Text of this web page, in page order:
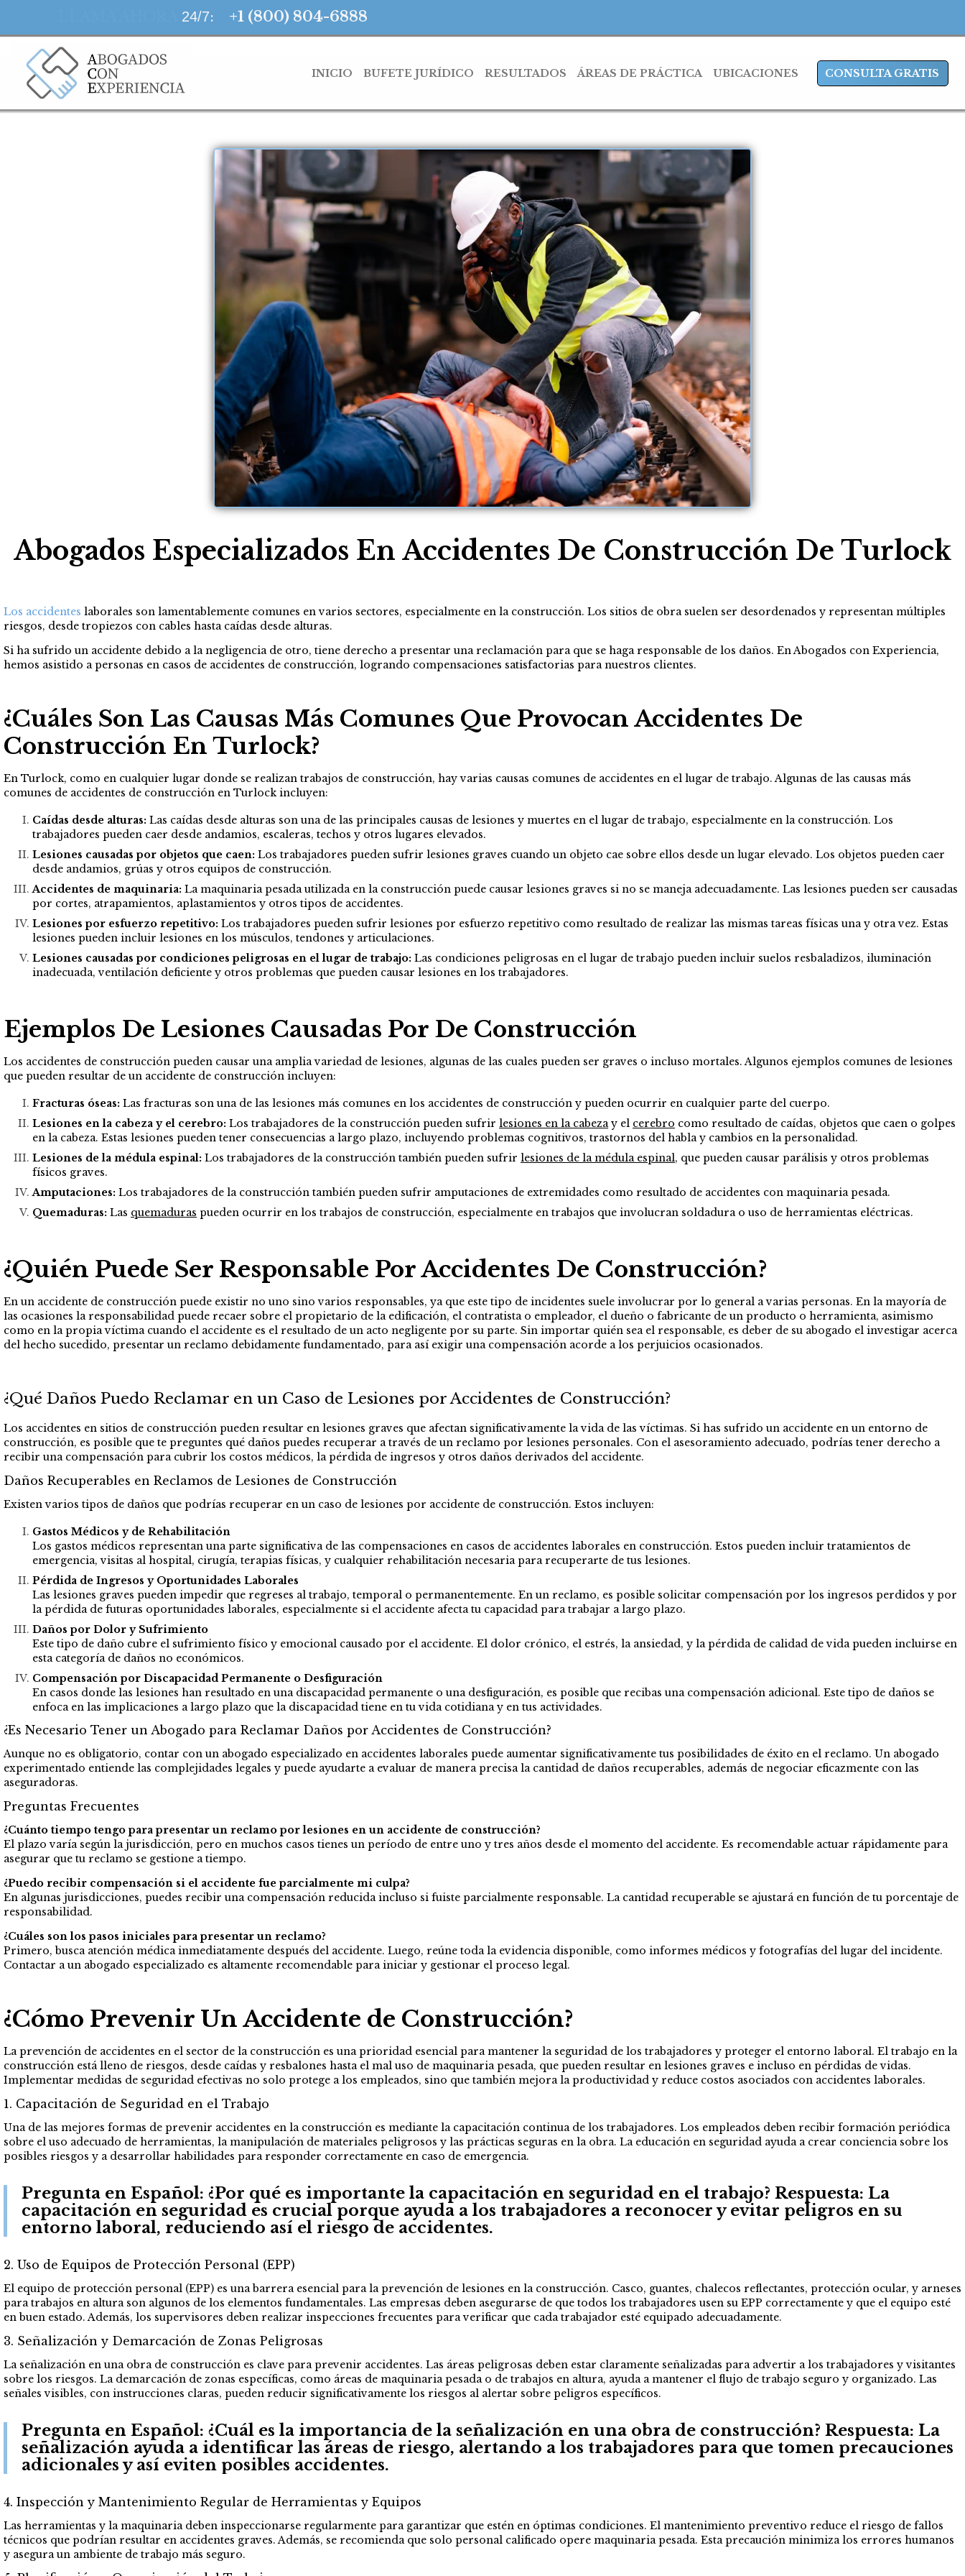
24/7: +1 (800) 804-6888
INICIO BUFETE JURÍDICO RESULTADOS ÁREAS DE PRÁCTICA UBICACIONES CONSULTA GRATIS
Abogados Especializados En Accidentes De Construcción De Turlock
Los accidentes laborales son lamentablemente comunes en varios sectores, especialmente en la construcción. Los sitios de obra suelen ser desordenados y representan múltiples
riesgos, desde tropiezos con cables hasta caídas desde alturas.
Si ha sufrido un accidente debido a la negligencia de otro, tiene derecho a presentar una reclamación para que se haga responsable de los daños. En Abogados con Experiencia,
hemos asistido a personas en casos de accidentes de construcción, logrando compensaciones satisfactorias para nuestros clientes.
¿Cuáles Son Las Causas Más Comunes Que Provocan Accidentes De
Construcción En Turlock?
En Turlock, como en cualquier lugar donde se realizan trabajos de construcción, hay varias causas comunes de accidentes en el lugar de trabajo. Algunas de las causas más
comunes de accidentes de construcción en Turlock incluyen:
Caídas desde alturas: Las caídas desde alturas son una de las principales causas de lesiones y muertes en el lugar de trabajo, especialmente en la construcción. Los
trabajadores pueden caer desde andamios, escaleras, techos y otros lugares elevados.
Lesiones causadas por objetos que caen: Los trabajadores pueden sufrir lesiones graves cuando un objeto cae sobre ellos desde un lugar elevado. Los objetos pueden caer
desde andamios, grúas y otros equipos de construcción.
Accidentes de maquinaria: La maquinaria pesada utilizada en la construcción puede causar lesiones graves si no se maneja adecuadamente. Las lesiones pueden ser causadas
por cortes, atrapamientos, aplastamientos y otros tipos de accidentes.
Lesiones por esfuerzo repetitivo: Los trabajadores pueden sufrir lesiones por esfuerzo repetitivo como resultado de realizar las mismas tareas físicas una y otra vez. Estas
lesiones pueden incluir lesiones en los músculos, tendones y articulaciones.
Lesiones causadas por condiciones peligrosas en el lugar de trabajo: Las condiciones peligrosas en el lugar de trabajo pueden incluir suelos resbaladizos, iluminación
inadecuada, ventilación deficiente y otros problemas que pueden causar lesiones en los trabajadores.
Ejemplos De Lesiones Causadas Por De Construcción
Los accidentes de construcción pueden causar una amplia variedad de lesiones, algunas de las cuales pueden ser graves o incluso mortales. Algunos ejemplos comunes de lesiones
que pueden resultar de un accidente de construcción incluyen:
Fracturas óseas: Las fracturas son una de las lesiones más comunes en los accidentes de construcción y pueden ocurrir en cualquier parte del cuerpo.
Lesiones en la cabeza y el cerebro: Los trabajadores de la construcción pueden sufrir lesiones en la cabeza y el cerebro como resultado de caídas, objetos que caen o golpes
en la cabeza. Estas lesiones pueden tener consecuencias a largo plazo, incluyendo problemas cognitivos, trastornos del habla y cambios en la personalidad.
Lesiones de la médula espinal: Los trabajadores de la construcción también pueden sufrir lesiones de la médula espinal, que pueden causar parálisis y otros problemas
físicos graves.
Amputaciones: Los trabajadores de la construcción también pueden sufrir amputaciones de extremidades como resultado de accidentes con maquinaria pesada.
Quemaduras: Las quemaduras pueden ocurrir en los trabajos de construcción, especialmente en trabajos que involucran soldadura o uso de herramientas eléctricas.
¿Quién Puede Ser Responsable Por Accidentes De Construcción?
En un accidente de construcción puede existir no uno sino varios responsables, ya que este tipo de incidentes suele involucrar por lo general a varias personas. En la mayoría de
las ocasiones la responsabilidad puede recaer sobre el propietario de la edificación, el contratista o empleador, el dueño o fabricante de un producto o herramienta, asimismo
como en la propia víctima cuando el accidente es el resultado de un acto negligente por su parte. Sin importar quién sea el responsable, es deber de su abogado el investigar acerca
del hecho sucedido, presentar un reclamo debidamente fundamentado, para así exigir una compensación acorde a los perjuicios ocasionados.
¿Qué Daños Puedo Reclamar en un Caso de Lesiones por Accidentes de Construcción?
Los accidentes en sitios de construcción pueden resultar en lesiones graves que afectan significativamente la vida de las víctimas. Si has sufrido un accidente en un entorno de
construcción, es posible que te preguntes qué daños puedes recuperar a través de un reclamo por lesiones personales. Con el asesoramiento adecuado, podrías tener derecho a
recibir una compensación para cubrir los costos médicos, la pérdida de ingresos y otros daños derivados del accidente.
Daños Recuperables en Reclamos de Lesiones de Construcción
Existen varios tipos de daños que podrías recuperar en un caso de lesiones por accidente de construcción. Estos incluyen:
Gastos Médicos y de Rehabilitación
Los gastos médicos representan una parte significativa de las compensaciones en casos de accidentes laborales en construcción. Estos pueden incluir tratamientos de
emergencia, visitas al hospital, cirugía, terapias físicas, y cualquier rehabilitación necesaria para recuperarte de tus lesiones.
Pérdida de Ingresos y Oportunidades Laborales
Las lesiones graves pueden impedir que regreses al trabajo, temporal o permanentemente. En un reclamo, es posible solicitar compensación por los ingresos perdidos y por
la pérdida de futuras oportunidades laborales, especialmente si el accidente afecta tu capacidad para trabajar a largo plazo.
Daños por Dolor y Sufrimiento
Este tipo de daño cubre el sufrimiento físico y emocional causado por el accidente. El dolor crónico, el estrés, la ansiedad, y la pérdida de calidad de vida pueden incluirse en
esta categoría de daños no económicos.
Compensación por Discapacidad Permanente o Desfiguración
En casos donde las lesiones han resultado en una discapacidad permanente o una desfiguración, es posible que recibas una compensación adicional. Este tipo de daños se
enfoca en las implicaciones a largo plazo que la discapacidad tiene en tu vida cotidiana y en tus actividades.
¿Es Necesario Tener un Abogado para Reclamar Daños por Accidentes de Construcción?
Aunque no es obligatorio, contar con un abogado especializado en accidentes laborales puede aumentar significativamente tus posibilidades de éxito en el reclamo. Un abogado
experimentado entiende las complejidades legales y puede ayudarte a evaluar de manera precisa la cantidad de daños recuperables, además de negociar eficazmente con las
aseguradoras.
Preguntas Frecuentes
¿Cuánto tiempo tengo para presentar un reclamo por lesiones en un accidente de construcción?
El plazo varía según la jurisdicción, pero en muchos casos tienes un período de entre uno y tres años desde el momento del accidente. Es recomendable actuar rápidamente para
asegurar que tu reclamo se gestione a tiempo.
¿Puedo recibir compensación si el accidente fue parcialmente mi culpa?
En algunas jurisdicciones, puedes recibir una compensación reducida incluso si fuiste parcialmente responsable. La cantidad recuperable se ajustará en función de tu porcentaje de
responsabilidad.
¿Cuáles son los pasos iniciales para presentar un reclamo?
Primero, busca atención médica inmediatamente después del accidente. Luego, reúne toda la evidencia disponible, como informes médicos y fotografías del lugar del incidente.
Contactar a un abogado especializado es altamente recomendable para iniciar y gestionar el proceso legal.
¿Cómo Prevenir Un Accidente de Construcción?
La prevención de accidentes en el sector de la construcción es una prioridad esencial para mantener la seguridad de los trabajadores y proteger el entorno laboral. El trabajo en la
construcción está lleno de riesgos, desde caídas y resbalones hasta el mal uso de maquinaria pesada, que pueden resultar en lesiones graves e incluso en pérdidas de vidas.
Implementar medidas de seguridad efectivas no solo protege a los empleados, sino que también mejora la productividad y reduce costos asociados con accidentes laborales.
1. Capacitación de Seguridad en el Trabajo
Una de las mejores formas de prevenir accidentes en la construcción es mediante la capacitación continua de los trabajadores. Los empleados deben recibir formación periódica
sobre el uso adecuado de herramientas, la manipulación de materiales peligrosos y las prácticas seguras en la obra. La educación en seguridad ayuda a crear conciencia sobre los
posibles riesgos y a desarrollar habilidades para responder correctamente en caso de emergencia.
Pregunta en Español: ¿Por qué es importante la capacitación en seguridad en el trabajo? Respuesta: La
capacitación en seguridad es crucial porque ayuda a los trabajadores a reconocer y evitar peligros en su
entorno laboral, reduciendo así el riesgo de accidentes.
2. Uso de Equipos de Protección Personal (EPP)
El equipo de protección personal (EPP) es una barrera esencial para la prevención de lesiones en la construcción. Casco, guantes, chalecos reflectantes, protección ocular, y arneses
para trabajos en altura son algunos de los elementos fundamentales. Las empresas deben asegurarse de que todos los trabajadores usen su EPP correctamente y que el equipo esté
en buen estado. Además, los supervisores deben realizar inspecciones frecuentes para verificar que cada trabajador esté equipado adecuadamente.
3. Señalización y Demarcación de Zonas Peligrosas
La señalización en una obra de construcción es clave para prevenir accidentes. Las áreas peligrosas deben estar claramente señalizadas para advertir a los trabajadores y visitantes
sobre los riesgos. La demarcación de zonas específicas, como áreas de maquinaria pesada o de trabajos en altura, ayuda a mantener el flujo de trabajo seguro y organizado. Las
señales visibles, con instrucciones claras, pueden reducir significativamente los riesgos al alertar sobre peligros específicos.
Pregunta en Español: ¿Cuál es la importancia de la señalización en una obra de construcción? Respuesta: La
señalización ayuda a identificar las áreas de riesgo, alertando a los trabajadores para que tomen precauciones
adicionales y así eviten posibles accidentes.
4. Inspección y Mantenimiento Regular de Herramientas y Equipos
Las herramientas y la maquinaria deben inspeccionarse regularmente para garantizar que estén en óptimas condiciones. El mantenimiento preventivo reduce el riesgo de fallos
técnicos que podrían resultar en accidentes graves. Además, se recomienda que solo personal calificado opere maquinaria pesada. Esta precaución minimiza los errores humanos
y asegura un ambiente de trabajo más seguro.